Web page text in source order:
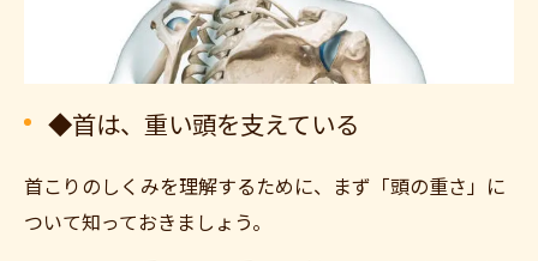
◆首は、重い頭を支えている
首こりのしくみを理解するために、まず「頭の重さ」に
ついて知っておきましょう。